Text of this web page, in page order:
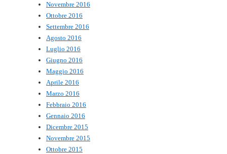
Novembre 2016
Ottobre 2016
Settembre 2016
Agosto 2016
Luglio 2016
Giugno 2016
Maggio 2016
Aprile 2016
Marzo 2016
Febbraio 2016
Gennaio 2016
Dicembre 2015
Novembre 2015
Ottobre 2015